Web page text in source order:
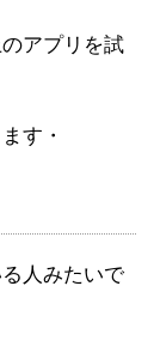
アプリを試
す・
人みたいで